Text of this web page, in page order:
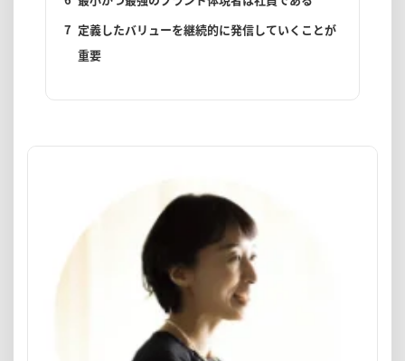
7 定義したバリューを継続的に発信していくことが
重要